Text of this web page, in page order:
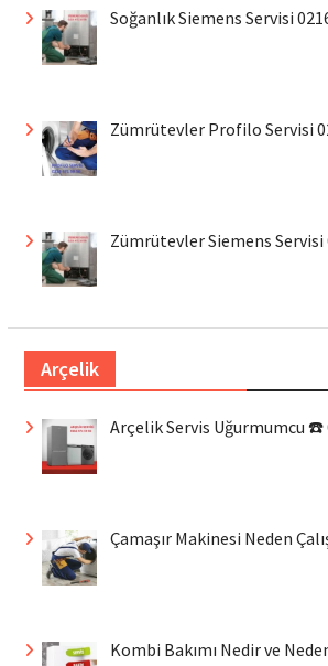
Soğanlık Siemens Servisi
Zümrütevler Profilo Servisi
Zümrütevler Siemens Servisi
Arçelik
Arçelik Servis Uğurmumcu ☎️
Çamaşır Makinesi Neden
Kombi Bakımı Nedir ve